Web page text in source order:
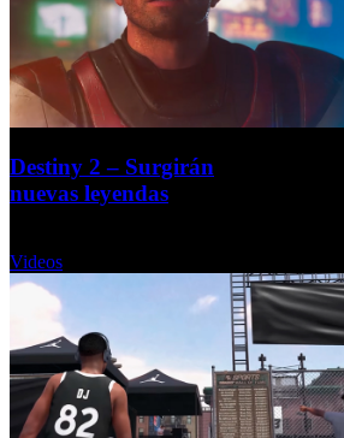
Destiny 2 – Surgirán
nuevas leyendas
Videos